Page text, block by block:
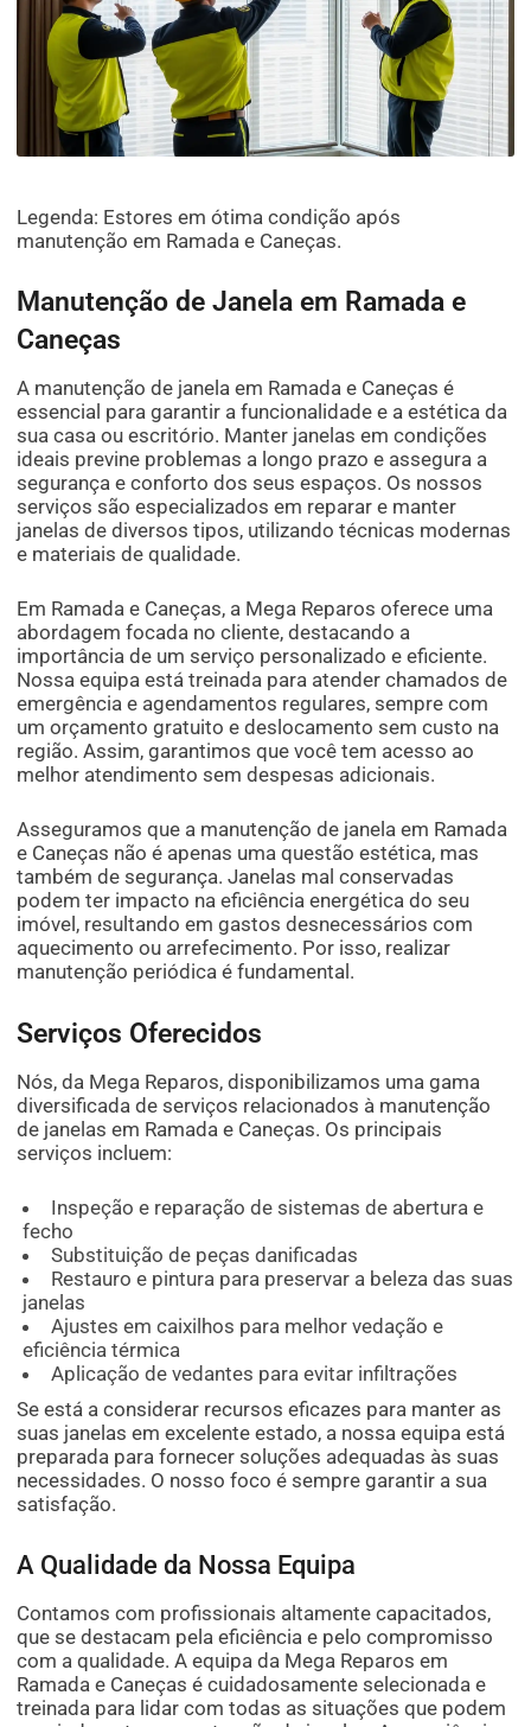
Legenda: Estores em ótima condição após
manutenção em Ramada e Caneças.
Manutenção de Janela em Ramada e
Caneças
A manutenção de janela em Ramada e Caneças é
essencial para garantir a funcionalidade e a estética da
sua casa ou escritório. Manter janelas em condições
ideais previne problemas a longo prazo e assegura a
segurança e conforto dos seus espaços. Os nossos
serviços são especializados em reparar e manter
janelas de diversos tipos, utilizando técnicas modernas
e materiais de qualidade.
Em Ramada e Caneças, a Mega Reparos oferece uma
abordagem focada no cliente, destacando a
importância de um serviço personalizado e eficiente.
Nossa equipa está treinada para atender chamados de
emergência e agendamentos regulares, sempre com
um orçamento gratuito e deslocamento sem custo na
região. Assim, garantimos que você tem acesso ao
melhor atendimento sem despesas adicionais.
Asseguramos que a manutenção de janela em Ramada
e Caneças não é apenas uma questão estética, mas
também de segurança. Janelas mal conservadas
podem ter impacto na eficiência energética do seu
imóvel, resultando em gastos desnecessários com
aquecimento ou arrefecimento. Por isso, realizar
manutenção periódica é fundamental.
Serviços Oferecidos
Nós, da Mega Reparos, disponibilizamos uma gama
diversificada de serviços relacionados à manutenção
de janelas em Ramada e Caneças. Os principais
serviços incluem:
Inspeção e reparação de sistemas de abertura e
fecho
Substituição de peças danificadas
Restauro e pintura para preservar a beleza das suas
janelas
Ajustes em caixilhos para melhor vedação e
eficiência térmica
Aplicação de vedantes para evitar infiltrações
Se está a considerar recursos eficazes para manter as
suas janelas em excelente estado, a nossa equipa está
preparada para fornecer soluções adequadas às suas
necessidades. O nosso foco é sempre garantir a sua
satisfação.
A Qualidade da Nossa Equipa
Contamos com profissionais altamente capacitados,
que se destacam pela eficiência e pelo compromisso
com a qualidade. A equipa da Mega Reparos em
Ramada e Caneças é cuidadosamente selecionada e
treinada para lidar com todas as situações que podem